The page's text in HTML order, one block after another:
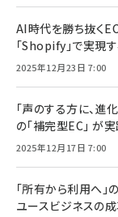
AI時代を勝ち抜く
「Shopify」で実現
2025年12月23日 7:00
「声のする方に、進
の「補完型EC」 が
2025年12月17日 7:00
「所有から利用へ」
ユースビジネスの